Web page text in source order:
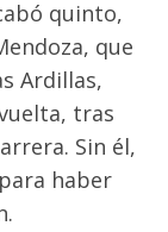
quinto,
que
Ardillas,
tras
Sin él,
haber